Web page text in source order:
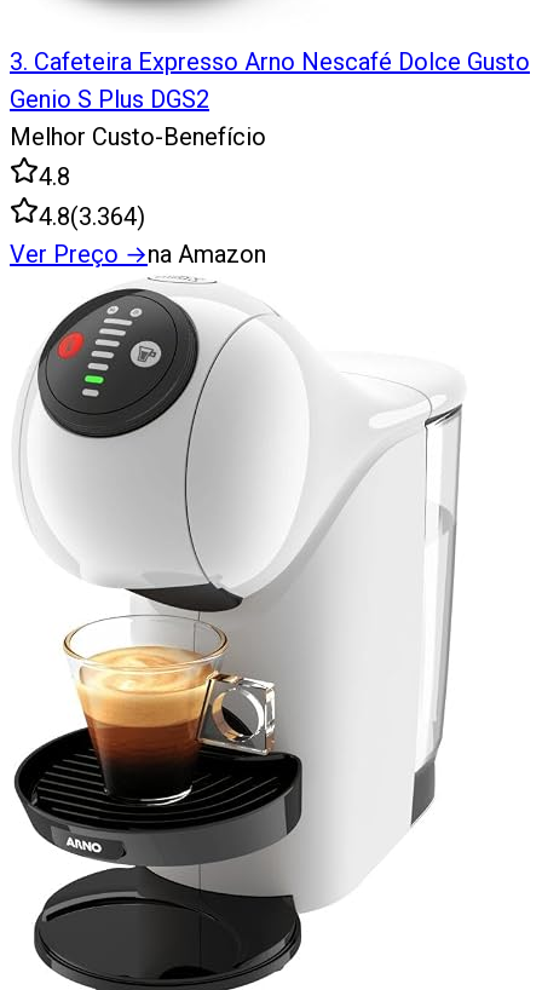
3. Cafeteira Expresso Arno Nescafé Dolce Gusto
Genio S Plus DGS2
Melhor Custo-Benefício
4.8
4.8(3.364)
Ver Preço →na Amazon